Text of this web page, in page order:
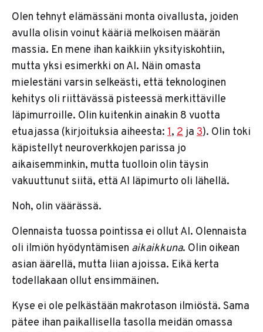
Olen tehnyt elämässäni monta oivallusta, joiden
avulla olisin voinut kääriä melkoisen määrän
massia. En mene ihan kaikkiin yksityiskohtiin,
mutta yksi esimerkki on AI. Näin omasta
mielestäni varsin selkeästi, että teknologinen
kehitys oli riittävässä pisteessä merkittäville
läpimurroille. Olin kuitenkin ainakin 8 vuotta
etuajassa (kirjoituksia aiheesta: 1, 2 ja 3). Olin toki
käpistellyt neuroverkkojen parissa jo
aikaisemminkin, mutta tuolloin olin täysin
vakuuttunut siitä, että AI läpimurto oli lähellä.
Noh, olin väärässä.
Olennaista tuossa pointissa ei ollut AI. Olennaista
oli ilmiön hyödyntämisen aikaikkuna. Olin oikean
asian äärellä, mutta liian ajoissa. Eikä kerta
todellakaan ollut ensimmäinen.
Kyse ei ole pelkästään makrotason ilmiöstä. Sama
pätee ihan paikallisella tasolla meidän omassa